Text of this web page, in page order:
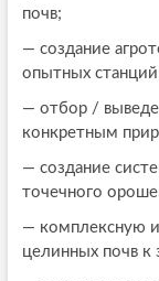
почв;
— создание
опытных
— отбор /
конкретным
— создание
точечного
— комплексную и
целинных почв к